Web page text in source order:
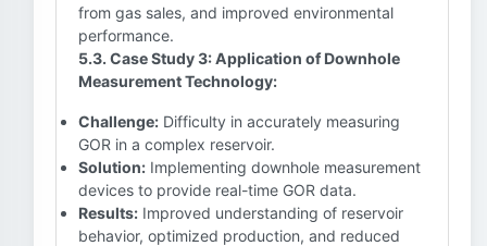
from gas sales, and improved environmental
performance.
5.3. Case Study 3: Application of Downhole
Measurement Technology:
Challenge: Difficulty in accurately measuring
GOR in a complex reservoir.
Solution: Implementing downhole measurement
devices to provide real-time GOR data.
Results: Improved understanding of reservoir
behavior, optimized production, and reduced